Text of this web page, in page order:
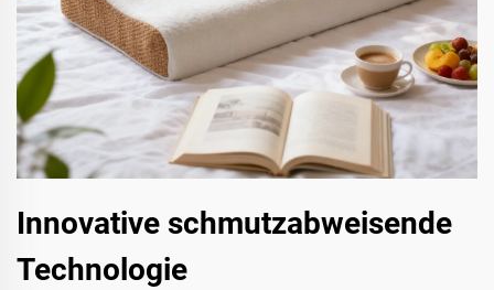
Innovative schmutzabweisende
Technologie